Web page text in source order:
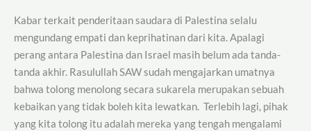
Kabar terkait penderitaan saudara di Palestina selalu
mengundang empati dan keprihatinan dari kita. Apalagi
perang antara Palestina dan Israel masih belum ada tanda-
tanda akhir. Rasulullah SAW sudah mengajarkan umatnya
bahwa tolong menolong secara sukarela merupakan sebuah
kebaikan yang tidak boleh kita lewatkan. Terlebih lagi, pihak
yang kita tolong itu adalah mereka yang tengah mengalami